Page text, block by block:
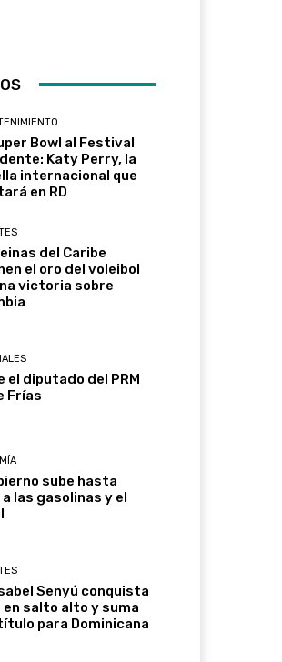
Bowl al Festival
Katy Perry, la
internacional que
en RD
del Caribe
el oro del voleibol
victoria sobre
el diputado del PRM
Frías
sube hasta
a las gasolinas y el
Senyú conquista
en salto alto y suma
para Dominicana